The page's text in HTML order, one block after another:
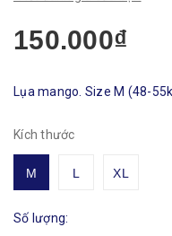
150.000₫
Lụa mango. Size M (48-
Kích thước
M L XL
Số lượng: